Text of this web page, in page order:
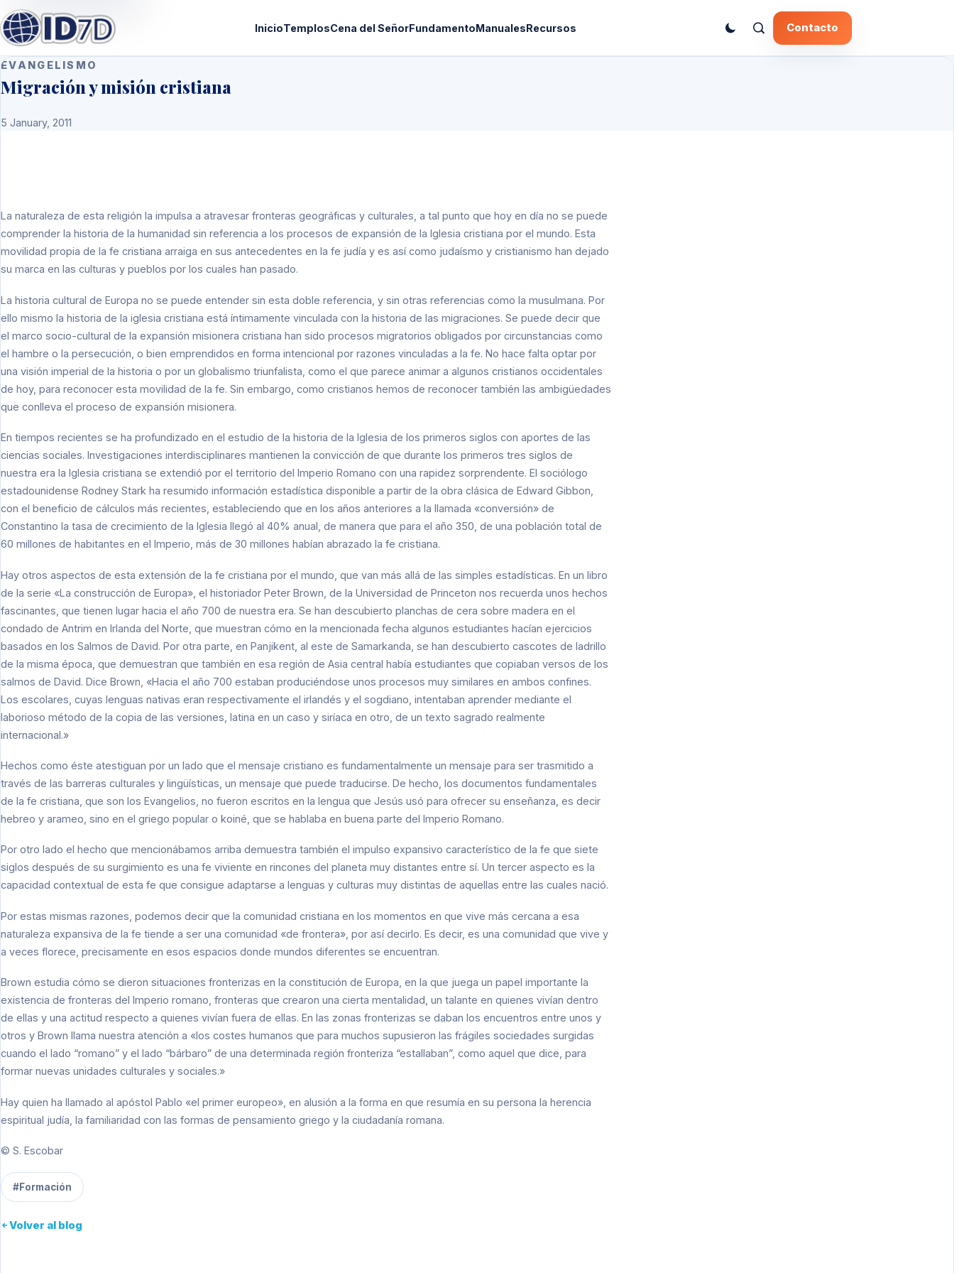
InicioTemplosCena del SeñorFundamentoManualesRecursos Contacto
EVANGELISMO
Migración y misión cristiana
5 January, 2011
La naturaleza de esta religión la impulsa a atravesar fronteras geográficas y culturales, a tal punto que hoy en día no se puede
comprender la historia de la humanidad sin referencia a los procesos de expansión de la Iglesia cristiana por el mundo. Esta
movilidad propia de la fe cristiana arraiga en sus antecedentes en la fe judía y es así como judaísmo y cristianismo han dejado
su marca en las culturas y pueblos por los cuales han pasado.
La historia cultural de Europa no se puede entender sin esta doble referencia, y sin otras referencias como la musulmana. Por
ello mismo la historia de la iglesia cristiana está íntimamente vinculada con la historia de las migraciones. Se puede decir que
el marco socio-cultural de la expansión misionera cristiana han sido procesos migratorios obligados por circunstancias como
el hambre o la persecución, o bien emprendidos en forma intencional por razones vinculadas a la fe. No hace falta optar por
una visión imperial de la historia o por un globalismo triunfalista, como el que parece animar a algunos cristianos occidentales
de hoy, para reconocer esta movilidad de la fe. Sin embargo, como cristianos hemos de reconocer también las ambigüedades
que conlleva el proceso de expansión misionera.
En tiempos recientes se ha profundizado en el estudio de la historia de la Iglesia de los primeros siglos con aportes de las
ciencias sociales. Investigaciones interdisciplinares mantienen la convicción de que durante los primeros tres siglos de
nuestra era la Iglesia cristiana se extendió por el territorio del Imperio Romano con una rapidez sorprendente. El sociólogo
estadounidense Rodney Stark ha resumido información estadística disponible a partir de la obra clásica de Edward Gibbon,
con el beneficio de cálculos más recientes, estableciendo que en los años anteriores a la llamada «conversión» de
Constantino la tasa de crecimiento de la Iglesia llegó al 40% anual, de manera que para el año 350, de una población total de
60 millones de habitantes en el Imperio, más de 30 millones habían abrazado la fe cristiana.
Hay otros aspectos de esta extensión de la fe cristiana por el mundo, que van más allá de las simples estadísticas. En un libro
de la serie «La construcción de Europa», el historiador Peter Brown, de la Universidad de Princeton nos recuerda unos hechos
fascinantes, que tienen lugar hacia el año 700 de nuestra era. Se han descubierto planchas de cera sobre madera en el
condado de Antrim en Irlanda del Norte, que muestran cómo en la mencionada fecha algunos estudiantes hacían ejercicios
basados en los Salmos de David. Por otra parte, en Panjikent, al este de Samarkanda, se han descubierto cascotes de ladrillo
de la misma época, que demuestran que también en esa región de Asia central había estudiantes que copiaban versos de los
salmos de David. Dice Brown, «Hacia el año 700 estaban produciéndose unos procesos muy similares en ambos confines.
Los escolares, cuyas lenguas nativas eran respectivamente el irlandés y el sogdiano, intentaban aprender mediante el
laborioso método de la copia de las versiones, latina en un caso y siríaca en otro, de un texto sagrado realmente
internacional.»
Hechos como éste atestiguan por un lado que el mensaje cristiano es fundamentalmente un mensaje para ser trasmitido a
través de las barreras culturales y lingüísticas, un mensaje que puede traducirse. De hecho, los documentos fundamentales
de la fe cristiana, que son los Evangelios, no fueron escritos en la lengua que Jesús usó para ofrecer su enseñanza, es decir
hebreo y arameo, sino en el griego popular o koiné, que se hablaba en buena parte del Imperio Romano.
Por otro lado el hecho que mencionábamos arriba demuestra también el impulso expansivo característico de la fe que siete
siglos después de su surgimiento es una fe viviente en rincones del planeta muy distantes entre sí. Un tercer aspecto es la
capacidad contextual de esta fe que consigue adaptarse a lenguas y culturas muy distintas de aquellas entre las cuales nació.
Por estas mismas razones, podemos decir que la comunidad cristiana en los momentos en que vive más cercana a esa
naturaleza expansiva de la fe tiende a ser una comunidad «de frontera», por así decirlo. Es decir, es una comunidad que vive y
a veces florece, precisamente en esos espacios donde mundos diferentes se encuentran.
Brown estudia cómo se dieron situaciones fronterizas en la constitución de Europa, en la que juega un papel importante la
existencia de fronteras del Imperio romano, fronteras que crearon una cierta mentalidad, un talante en quienes vivían dentro
de ellas y una actitud respecto a quienes vivían fuera de ellas. En las zonas fronterizas se daban los encuentros entre unos y
otros y Brown llama nuestra atención a «los costes humanos que para muchos supusieron las frágiles sociedades surgidas
cuando el lado “romano” y el lado “bárbaro” de una determinada región fronteriza “estallaban”, como aquel que dice, para
formar nuevas unidades culturales y sociales.»
Hay quien ha llamado al apóstol Pablo «el primer europeo», en alusión a la forma en que resumía en su persona la herencia
espiritual judía, la familiaridad con las formas de pensamiento griego y la ciudadanía romana.
© S. Escobar
#Formación
Volver al blog